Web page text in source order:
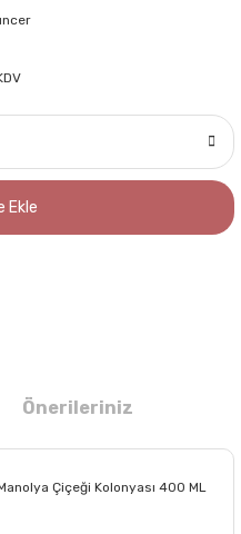
Ekle
Önerileriniz
Çiçeği Kolonyası 400 ML